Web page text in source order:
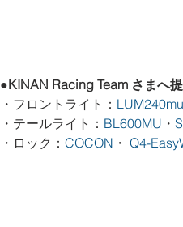
●KINAN Racing Team さまへ
・フロントライト： LUM240mu
・テールライト： BL600MU ・
・ロック： COCON ・ Q4-